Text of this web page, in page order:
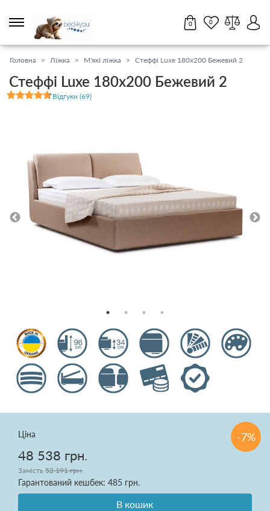
Партнерам Салони17 UARU
0 800 211 431
Топери / футони
Наматрацники
Ліжка
Тумби, комоди, пуфи
Текстиль для спальні
Килими
Розпродаж
Доставка і оплата
Про нас
0 0
Головна Ліжка М'які ліжка Стеффі Luxe 180x200 Бежевий 2
Стеффі Luxe 180x200 Бежевий 2
Відгуки (69)
-7%
Ціна
48 538 грн.
Замість 52 191 грн.
Гарантований кешбек: 485 грн.
В кошик